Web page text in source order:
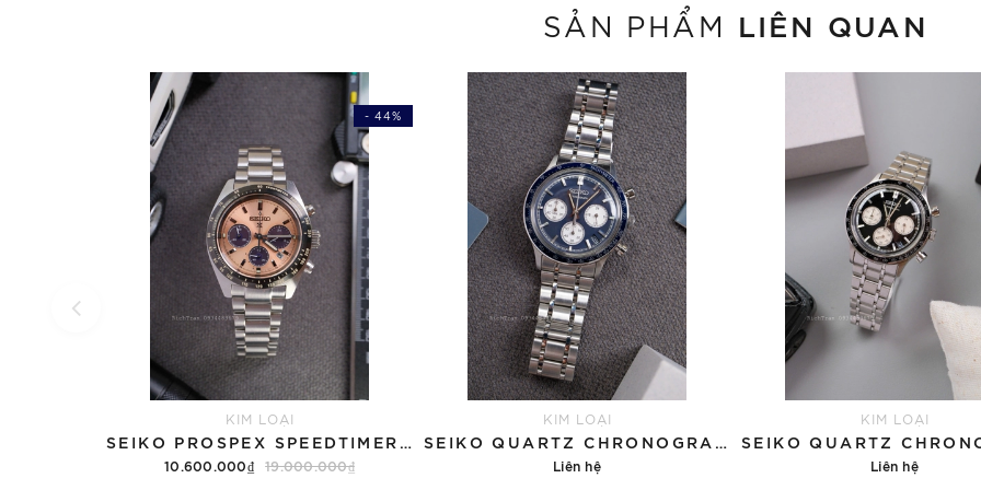
SẢN PHẨM LIÊN QUAN
- 44%
KIM LOẠI
SEIKO PROSPEX SPEEDTIMER SOLAR SSC951P1 LIMITED - QUA SỬ DỤNG
10.600.000₫ 19.000.000₫
KIM LOẠI
SEIKO QUARTZ CHRONOGRAPH SBTR053 ( SSB477 )
Liên hệ
KIM LOẠI
Liên hệ